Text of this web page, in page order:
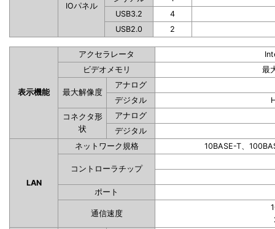
IOパネル
USB3.2
4
USB2.0
2
表示機能
アクセラレータ
ビデオメモリ
最
最大解像度
アナログ
デジタル
コネクタ形
状
アナログ
デジタル
LAN
ネットワーク規格 10BASE-T、
コントローラチップ
ポート
通信速度